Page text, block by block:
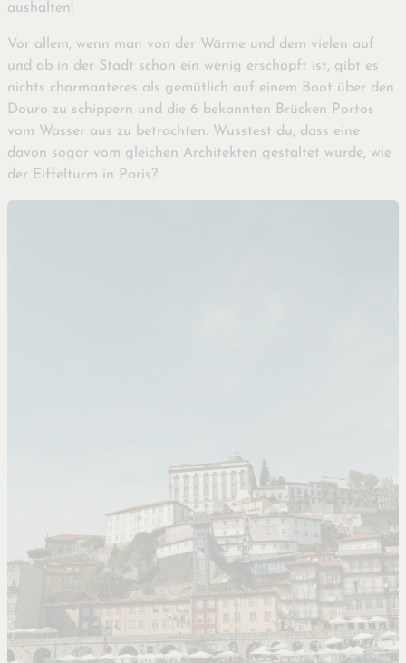
aushalten!
Vor allem, wenn man von der Wärme und dem vielen auf
und ab in der Stadt schon ein wenig erschöpft ist, gibt es
nichts charmanteres als gemütlich auf einem Boot über den
Douro zu schippern und die 6 bekannten Brücken Portos
vom Wasser aus zu betrachten. Wusstest du, dass eine
davon sogar vom gleichen Architekten gestaltet wurde, wie
der Eiffelturm in Paris?